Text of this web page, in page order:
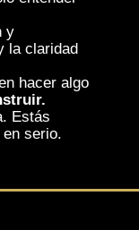
y
la claridad
hacer algo
Estás
serio.